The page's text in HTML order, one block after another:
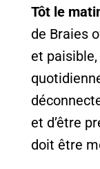
Tôt le
de Braies
et
et d’être
doit être